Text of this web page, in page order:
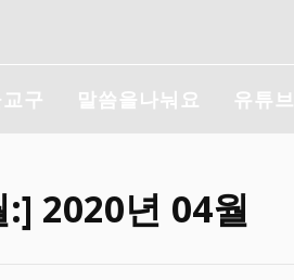
구 말씀을나눠요 유튜브
:] 2020년 04월